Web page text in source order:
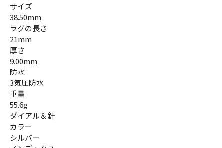
サイズ
38.50mm
ラグの長さ
21mm
厚さ
9.00mm
防水
3気圧防水
重量
55.6g
ダイアル＆針
カラー
シルバー